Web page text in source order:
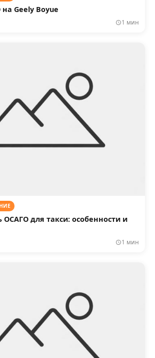
Geely Boyue
1 мин
для такси: особенности и
1 мин